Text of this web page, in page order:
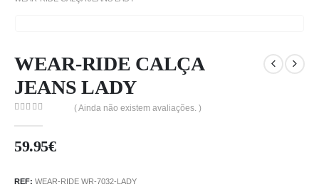
WEAR-RIDE CALÇA
JEANS LADY
( Ainda não existem avaliações. )
59.95€
REF: WEAR-RIDE WR-7032-LADY